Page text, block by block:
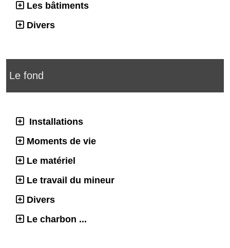
Les bâtiments
Divers
Le fond
Installations
Moments de vie
Le matériel
Le travail du mineur
Divers
Le charbon ...